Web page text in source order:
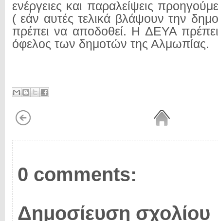
ενέργειες και παραλείψεις
( εάν αυτές τελικά βλάψουν την
πρέπει να αποδοθεί. Η ΔΕΥΑ
όφελος των δημοτών της Αλμωπίας.
0 comments:
Δημοσίευση σχολίου